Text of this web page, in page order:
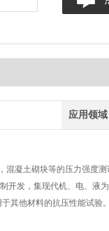
应用领域
凝土砌块等的压力强度测
开发，集现代机、电、液
其他材料的抗压性能试验。